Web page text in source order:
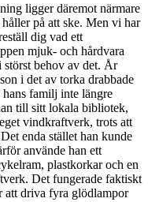
ligger däremot närmare
på att ske. Men vi har
dig vad ett
mjuk- och hårdvara
störst behov av det. År
i det av torka drabbade
familj inte längre
till sitt lokala bibliotek,
vindkraftverk, trots att
enda stället han kunde
använde han ett
plastkorkar och en
Det fungerade faktiskt
att driva fyra glödlampor